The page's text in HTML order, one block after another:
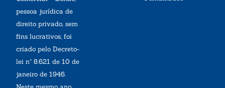
pessoa jurídica de
direito privado, sem
fins lucrativos, foi
criado pelo Decreto-
lei nº 8.621 de 10 de
janeiro de 1946.